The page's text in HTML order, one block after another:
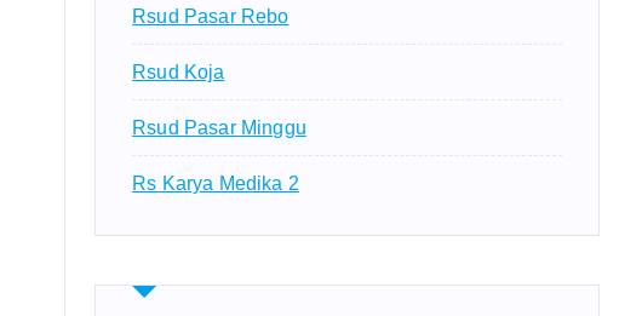
Rsud Pasar Rebo
Rsud Koja
Rsud Pasar Minggu
Rs Karya Medika 2